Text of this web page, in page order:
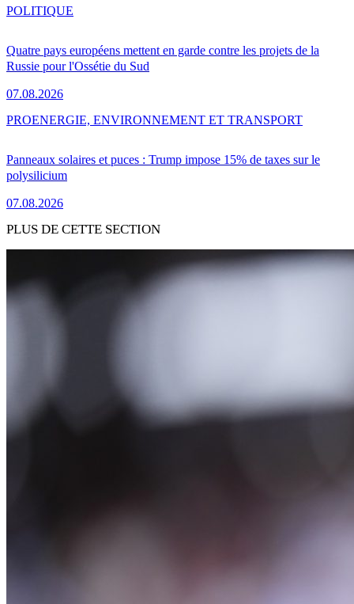
Quatre pays européens mettent en garde contre les projets de la
Russie pour l'Ossétie du Sud
07.08.2026
POLITIQUE
Panneaux solaires et puces : Trump impose 15% de taxes sur le
polysilicium
07.08.2026
PROENERGIE, ENVIRONNEMENT ET TRANSPORT
PLUS DE CETTE SECTION